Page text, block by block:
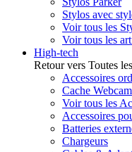
Stylos avec
Voir tous les
Voir tous les
High-tech
Retour vers Toutes
Accessoires
Cache Webcam
Voir tous les
Accessoires
Batteries
Chargeurs